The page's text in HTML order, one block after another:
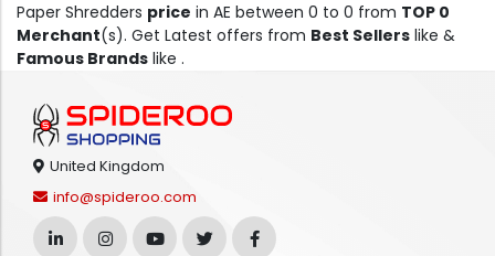
Paper Shredders price in AE between 0 to 0 from TOP 0
Merchant(s). Get Latest offers from Best Sellers like &
Famous Brands like .
United Kingdom
info@spideroo.com